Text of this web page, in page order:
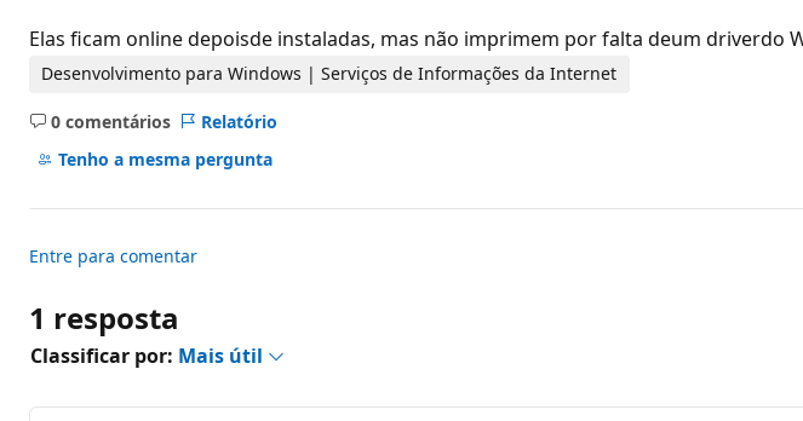
e
r
e
p
t
ç
Elas ficam online depoisde instaladas, mas não imprimem por falta deum driverdo
Desenvolvimento para Windows | Serviços de Informações da Internet
0 comentários
Sem
comentários
Relatório
Tenho a mesma pergunta
Entre para comentar
1 resposta
Classificar por: Mais útil